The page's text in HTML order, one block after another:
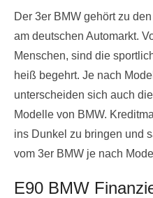
Der 3er BMW gehört zu
am deutschen Automarkt.
Menschen, sind die
heiß begehrt. Je nach
unterscheiden sich auch
Modelle von BMW.
ins Dunkel zu bringen und
vom 3er BMW je nach
E90 BMW